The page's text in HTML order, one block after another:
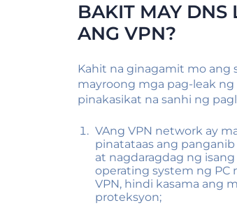
BAKIT MAY DNS
ANG VPN?
Kahit na ginagamit mo ang
mayroong mga pag-leak
pinakasikat na sanhi ng
VAng VPN network ay
pinatataas ang
at nagdaragdag ng
operating system ng
VPN, hindi kasama ang
proteksyon;